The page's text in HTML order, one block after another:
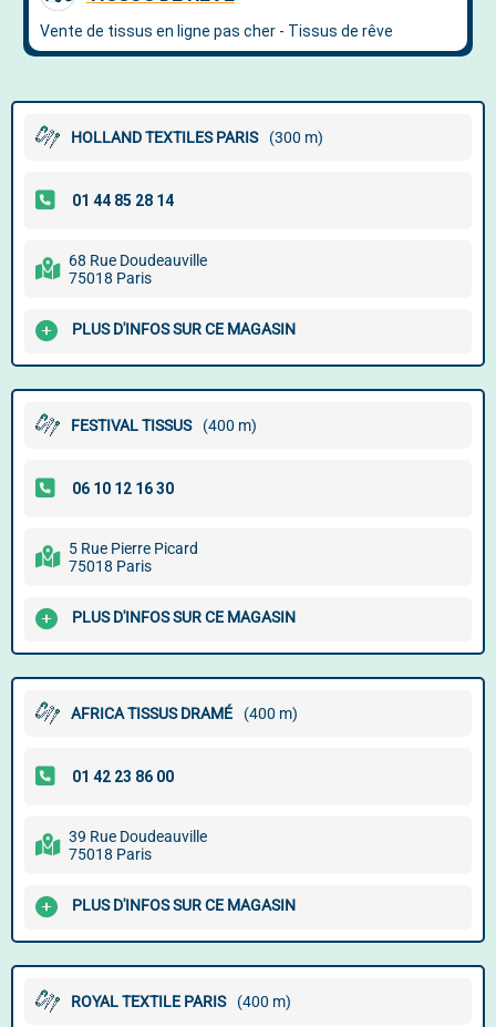
HOLLAND TEXTILES PARIS (300 m)
68 Rue Doudeauville
75018 Paris
PLUS D'INFOS SUR CE MAGASIN
FESTIVAL TISSUS (400 m)
5 Rue Pierre Picard
75018 Paris
PLUS D'INFOS SUR CE MAGASIN
AFRICA TISSUS DRAMÉ (400 m)
39 Rue Doudeauville
75018 Paris
PLUS D'INFOS SUR CE MAGASIN
ROYAL TEXTILE PARIS (400 m)